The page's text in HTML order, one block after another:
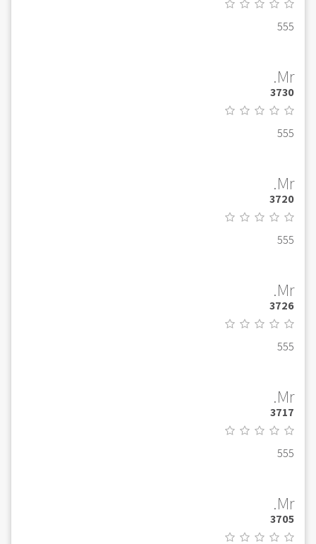
555
Mr.
3730
555
Mr.
3720
555
Mr.
3726
555
Mr.
3717
555
Mr.
3705